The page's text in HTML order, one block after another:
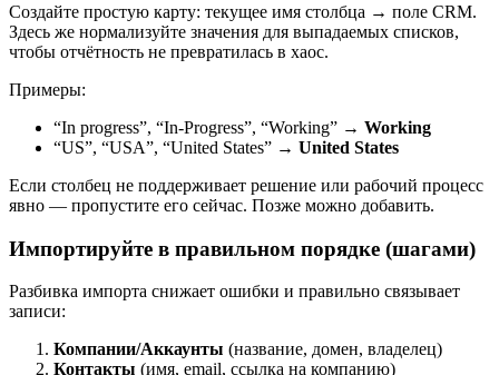
Создайте простую карту: текущее имя столбца → поле CRM.
Здесь же нормализуйте значения для выпадаемых списков,
чтобы отчётность не превратилась в хаос.
Примеры:
“In progress”, “In-Progress”, “Working” → Working
“US”, “USA”, “United States” → United States
Если столбец не поддерживает решение или рабочий процесс
явно — пропустите его сейчас. Позже можно добавить.
Импортируйте в правильном порядке (шагами)
Разбивка импорта снижает ошибки и правильно связывает
записи:
Компании/Аккаунты (название, домен, владелец)
Контакты (имя, email, ссылка на компанию)